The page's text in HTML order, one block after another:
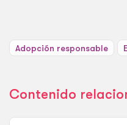
Adopción responsable
Contenido